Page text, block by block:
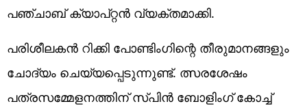
പഞ്ചാബ് ക്യാപ്റ്റന്‍ വ്യക്തമാക്കി.
പരിശീലകൻ റിക്കി പോണ്ടിംഗിന്റെ തീരുമാനങ്ങളും
ചോദ്യം ചെയ്യപ്പെടുന്നുണ്ട്. ത്സരശേഷം
പത്രസമ്മേളനത്തിന് സ്പിൻ ബോളിംഗ് കോച്ച്